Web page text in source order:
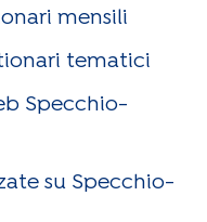
mensili
tematici
Specchio-
su Specchio-